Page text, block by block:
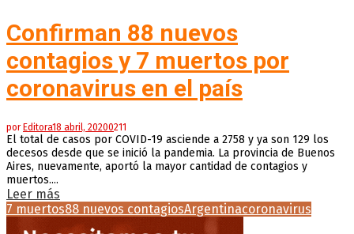
Confirman 88 nuevos
contagios y 7 muertos por
coronavirus en el país
porEditora18 abril, 20200211
El total de casos por COVID-19 asciende a 2758 y ya son 129 los
decesos desde que se inició la pandemia. La provincia de Buenos
Aires, nuevamente, aportó la mayor cantidad de contagios y
muertos....
Leer más
7 muertos88 nuevos contagiosArgentinacoronavirus